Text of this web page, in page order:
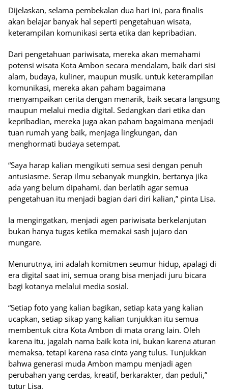
Dijelaskan, selama pembekalan dua hari ini, para finalis
akan belajar banyak hal seperti pengetahuan wisata,
keterampilan komunikasi serta etika dan kepribadian.
Dari pengetahuan pariwisata, mereka akan memahami
potensi wisata Kota Ambon secara mendalam, baik dari sisi
alam, budaya, kuliner, maupun musik. untuk keterampilan
komunikasi, mereka akan paham bagaimana
menyampaikan cerita dengan menarik, baik secara langsung
maupun melalui media digital. Sedangkan dari etika dan
kepribadian, mereka juga akan paham bagaimana menjadi
tuan rumah yang baik, menjaga lingkungan, dan
menghormati budaya setempat.
“Saya harap kalian mengikuti semua sesi dengan penuh
antusiasme. Serap ilmu sebanyak mungkin, bertanya jika
ada yang belum dipahami, dan berlatih agar semua
pengetahuan itu menjadi bagian dari diri kalian,” pinta Lisa.
Ia mengingatkan, menjadi agen pariwisata berkelanjutan
bukan hanya tugas ketika memakai sash jujaro dan
mungare.
Menurutnya, ini adalah komitmen seumur hidup, apalagi di
era digital saat ini, semua orang bisa menjadi juru bicara
bagi kotanya melalui media sosial.
“Setiap foto yang kalian bagikan, setiap kata yang kalian
ucapkan, setiap sikap yang kalian tunjukkan itu semua
membentuk citra Kota Ambon di mata orang lain. Oleh
karena itu, jagalah nama baik kota ini, bukan karena aturan
memaksa, tetapi karena rasa cinta yang tulus. Tunjukkan
bahwa generasi muda Ambon mampu menjadi agen
perubahan yang cerdas, kreatif, berkarakter, dan peduli,”
tutur Lisa.